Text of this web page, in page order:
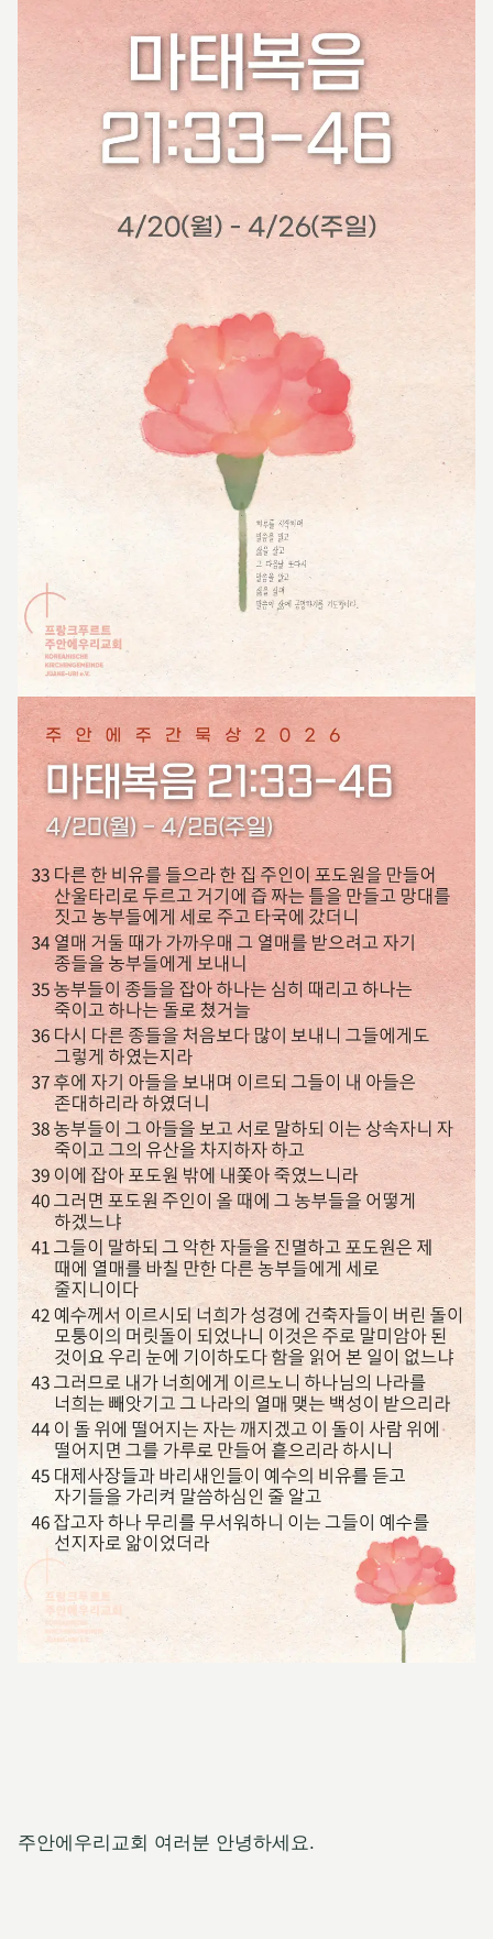
주안에우리교회 여러분 안녕하세요.